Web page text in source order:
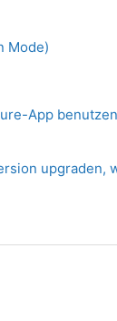
Mode)
App